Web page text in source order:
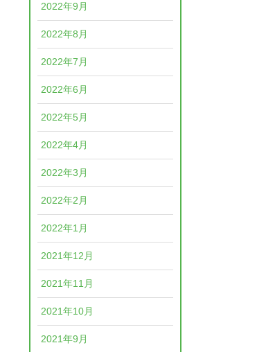
2022年9月
2022年8月
2022年7月
2022年6月
2022年5月
2022年4月
2022年3月
2022年2月
2022年1月
2021年12月
2021年11月
2021年10月
2021年9月